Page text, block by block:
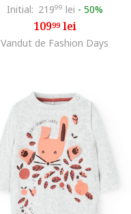
Initial: 21999 lei - 50%
10999lei
Vandut de Fashion Days